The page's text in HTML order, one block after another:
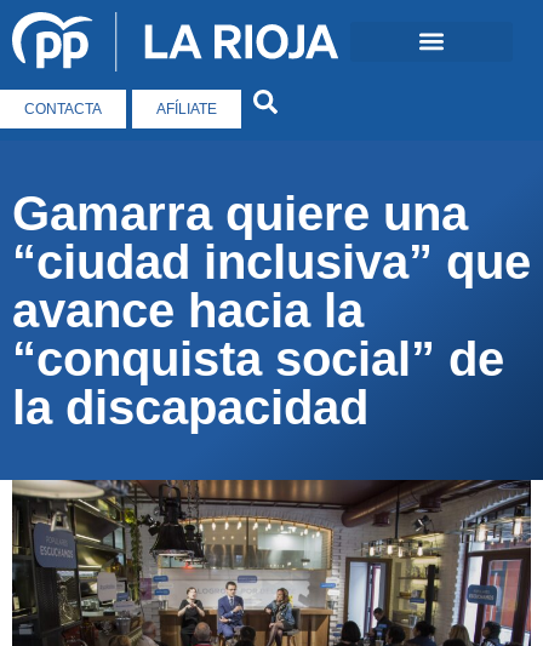
CONTACTA AFÍLIATE
Gamarra quiere una
“ciudad inclusiva” que
avance hacia la
“conquista social” de
la discapacidad